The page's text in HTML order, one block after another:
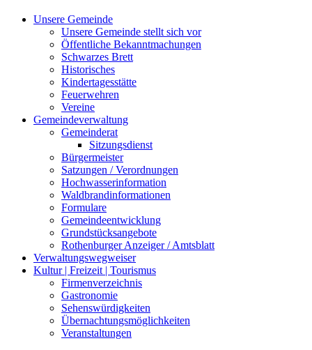
Unsere Gemeinde
Unsere Gemeinde stellt sich vor
Öffentliche Bekanntmachungen
Schwarzes Brett
Historisches
Kindertagesstätte
Feuerwehren
Vereine
Gemeindeverwaltung
Gemeinderat
Sitzungsdienst
Bürgermeister
Satzungen / Verordnungen
Hochwasserinformation
Waldbrandinformationen
Formulare
Gemeindeentwicklung
Grundstücksangebote
Rothenburger Anzeiger / Amtsblatt
Verwaltungswegweiser
Kultur | Freizeit | Tourismus
Firmenverzeichnis
Gastronomie
Sehenswürdigkeiten
Übernachtungsmöglichkeiten
Veranstaltungen